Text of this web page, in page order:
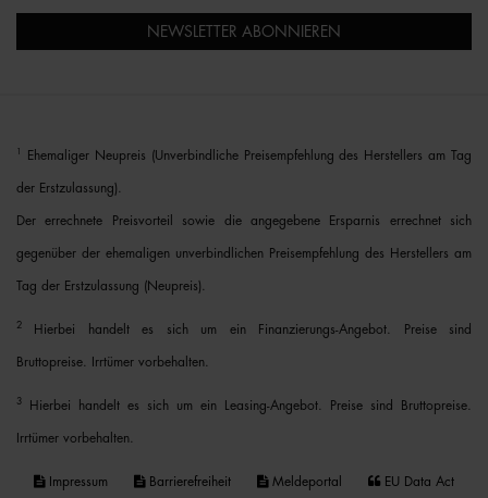
NEWSLETTER ABONNIEREN
Ehemaliger Neupreis (Unverbindliche Preisempfehlung des Herstellers am Tag
der Erstzulassung).
Der errechnete Preisvorteil sowie die angegebene Ersparnis errechnet sich
gegenüber der ehemaligen unverbindlichen Preisempfehlung des Herstellers am
Tag der Erstzulassung (Neupreis).
2 Hierbei handelt es sich um ein Finanzierungs-Angebot. Preise sind
Bruttopreise. Irrtümer vorbehalten.
3 Hierbei handelt es sich um ein Leasing-Angebot. Preise sind Bruttopreise.
Irrtümer vorbehalten.
Impressum Barrierefreiheit Meldeportal EU Data Act